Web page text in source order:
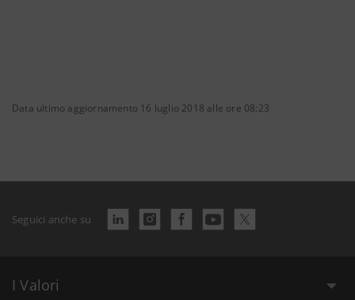
Data ultimo aggiornamento 16 luglio 2018 alle ore 08:23
Seguici anche su
I Valori